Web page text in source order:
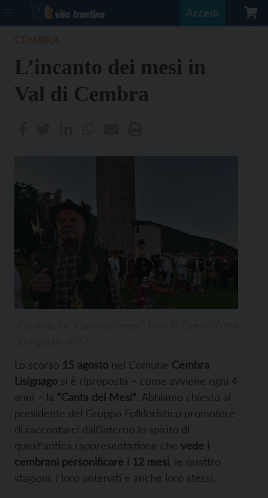
Accedi
L’incanto dei mesi in
Val di Cembra
Lo scorso 15 agosto nel Comune Cembra
Lisignago si è riproposta – come avviene ogni 4
anni – la “Canta dei Mesi”. Abbiamo chiesto al
presidente del Gruppo Folkloristico promotore
di raccontarci dall’interno lo spirito di
quest’antica rappresentazione che vede i
cembrani personificare i 12 mesi , le quattro
stagioni, i loro antenati e anche loro stessi.